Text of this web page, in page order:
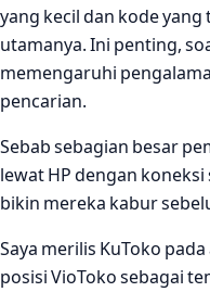
yang kecil dan kode
utamanya. Ini penting,
memengaruhi
pencarian.
Sebab sebagian besar
lewat HP dengan
bikin mereka kabur
Saya merilis KuToko
posisi VioToko sebagai